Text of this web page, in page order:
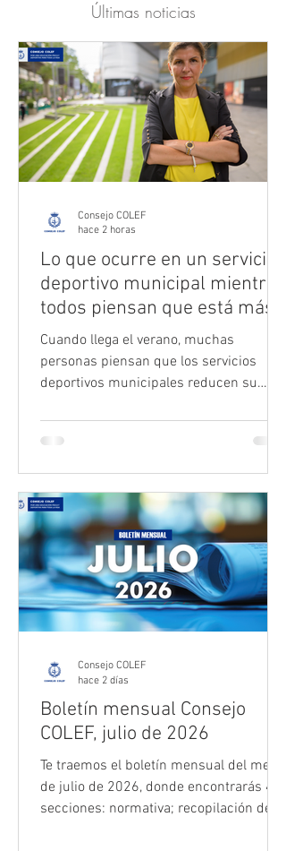
Últimas noticias
Lo que ocurre en un servicio
deportivo municipal mientras
todos piensan que está más
tranquilo
Cuando llega el verano, muchas
personas piensan que los servicios
deportivos municipales reducen su
dedican a la dirección y gestión
deportiva municipal ocurre
precisamente lo contrario. Mientras la
ciudadanía disfruta de campamentos,
piscinas y actividades estivales, estas y
estos profesionales cierran la
temporada que termina, hacen
funcionar una programación
completamente distinta y preparan la
siguiente, manteniendo además la
Consejo COLEF
hace 2 horas
Boletín mensual Consejo
COLEF, julio de 2026
Te traemos el boletín mensual del mes
de julio de 2026, donde encontrarás 4
secciones: normativa; recopilación de
Consejo COLEF
hace 2 días